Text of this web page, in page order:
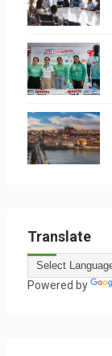
Translate
Powered by